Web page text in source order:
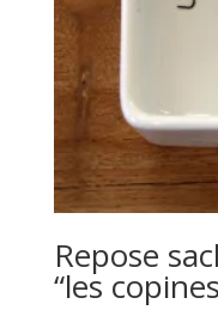
Repose
“les